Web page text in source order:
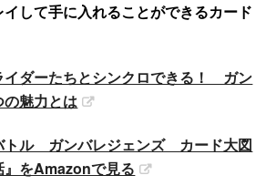
して手に入れることができるカード
イダーたちとシンクロできる！ ガン
魅力とは
トル ガンバレジェンズ カード大図
をAmazonで見る